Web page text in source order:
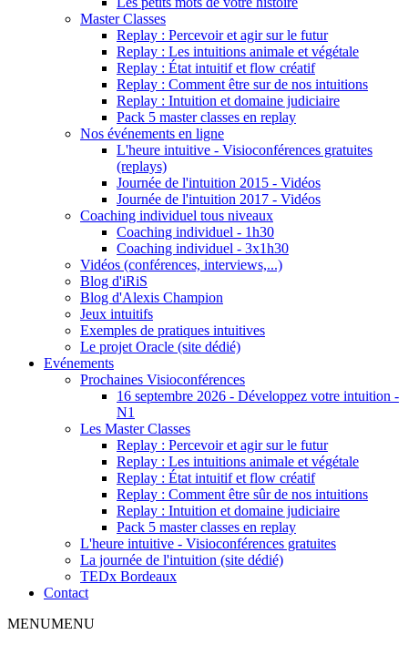
Master Classes
Replay : Percevoir et agir sur le futur
Replay : Les intuitions animale et végétale
Replay : État intuitif et flow créatif
Replay : Comment être sur de nos intuitions
Replay : Intuition et domaine judiciaire
Pack 5 master classes en replay
Nos événements en ligne
L'heure intuitive - Visioconférences gratuites
(replays)
Journée de l'intuition 2015 - Vidéos
Journée de l'intuition 2017 - Vidéos
Coaching individuel tous niveaux
Coaching individuel - 1h30
Coaching individuel - 3x1h30
Vidéos (conférences, interviews,...)
Blog d'iRiS
Blog d'Alexis Champion
Jeux intuitifs
Exemples de pratiques intuitives
Le projet Oracle (site dédié)
Evénements
Prochaines Visioconférences
16 septembre 2026 - Développez votre intuition -
N1
Les Master Classes
Replay : Percevoir et agir sur le futur
Replay : Les intuitions animale et végétale
Replay : État intuitif et flow créatif
Replay : Comment être sûr de nos intuitions
Replay : Intuition et domaine judiciaire
Pack 5 master classes en replay
L'heure intuitive - Visioconférences gratuites
La journée de l'intuition (site dédié)
TEDx Bordeaux
Contact
MENUMENU